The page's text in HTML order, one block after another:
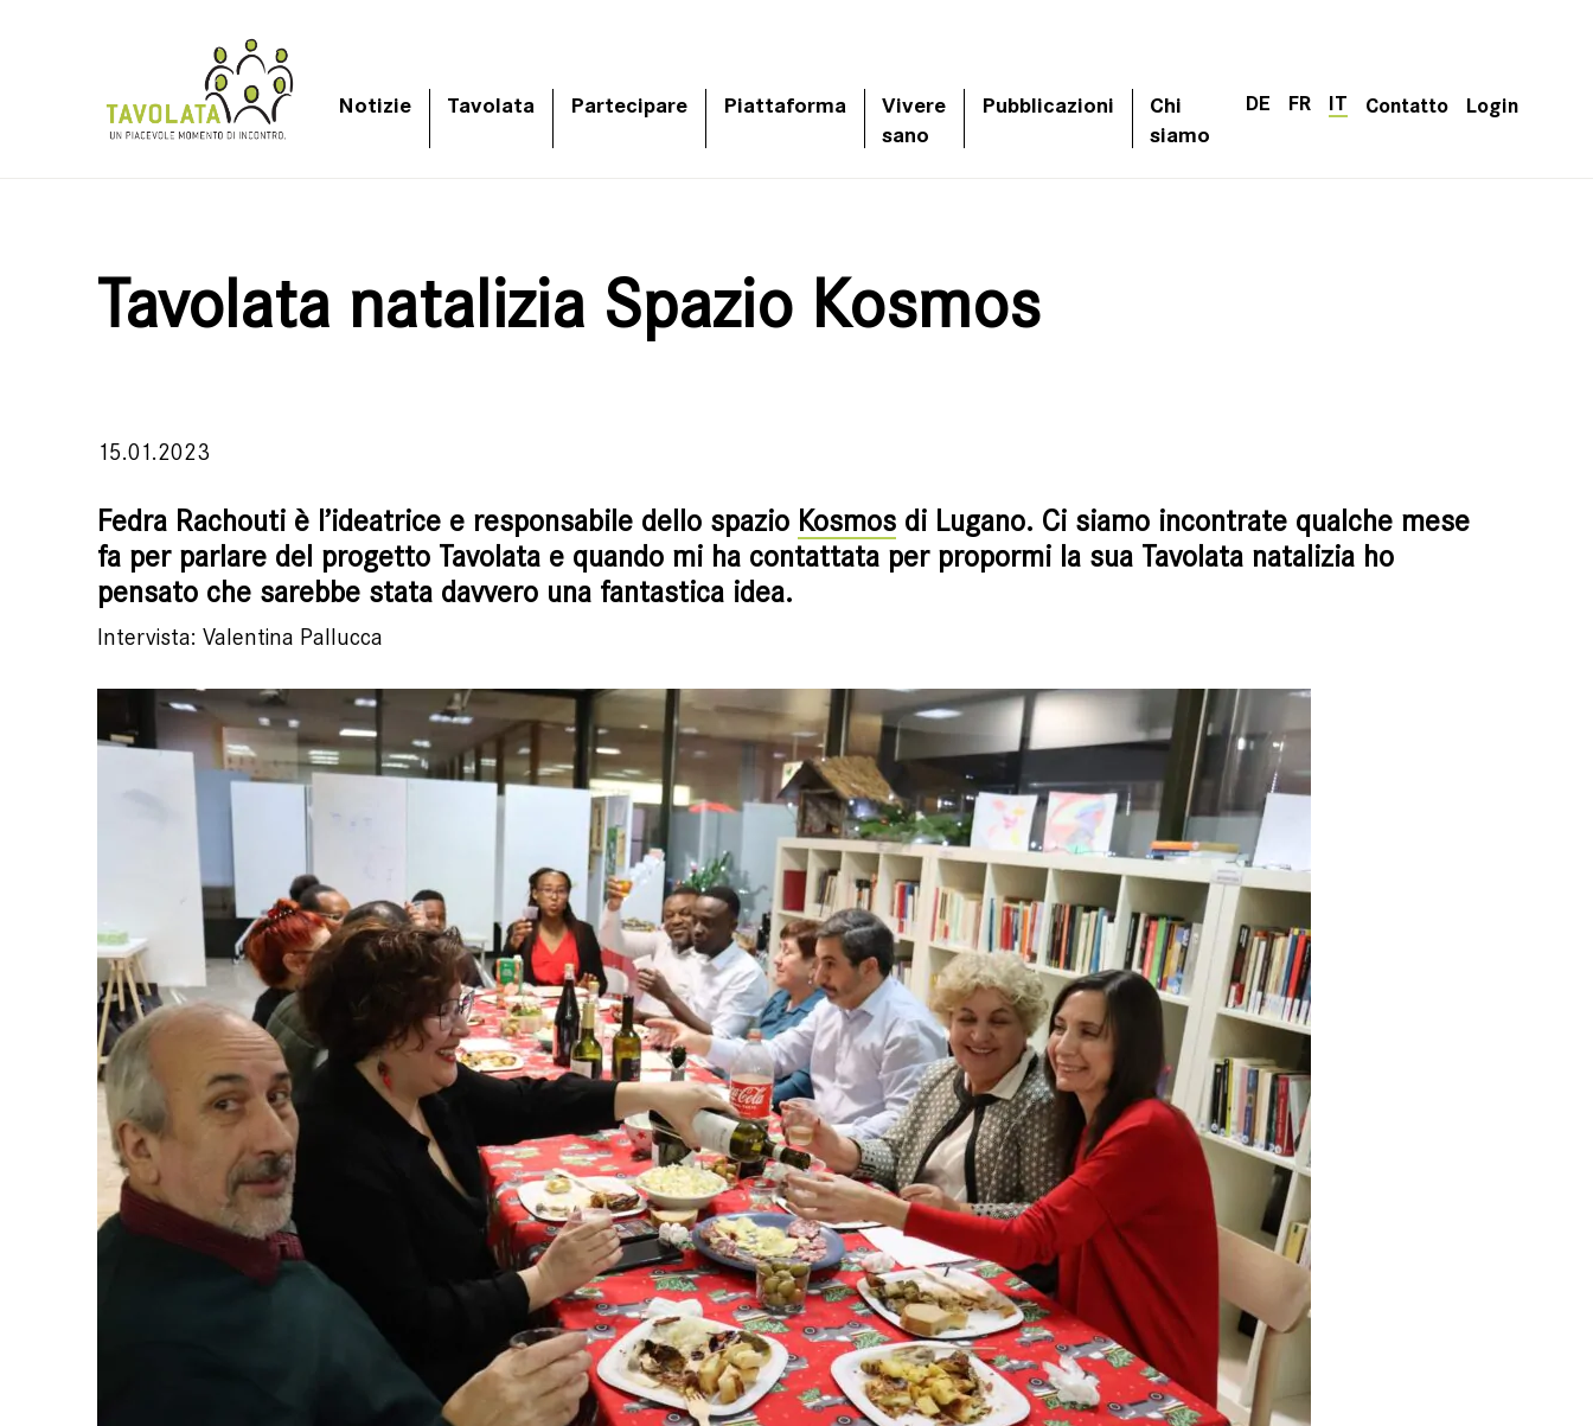
Notizie Tavolata Partecipare Piattaforma
Vivere
sano
Pubblicazioni
Chi
siamo
DE FR IT Contatto Login
Tavolata natalizia Spazio Kosmos
15.01.2023
Fedra Rachouti è l’ideatrice e responsabile dello spazio Kosmos di Lugano. Ci siamo incontrate qualche mese
fa per parlare del progetto Tavolata e quando mi ha contattata per propormi la sua Tavolata natalizia ho
pensato che sarebbe stata davvero una fantastica idea.
Intervista: Valentina Pallucca